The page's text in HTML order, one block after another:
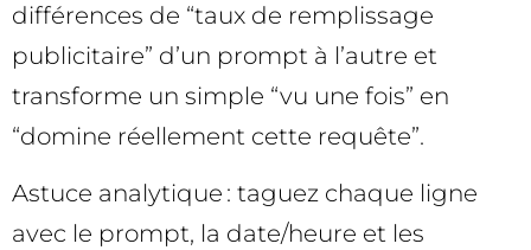
différences de “taux de remplissage
publicitaire” d’un prompt à l’autre et
transforme un simple “vu une fois” en
“domine réellement cette requête”.
Astuce analytique : taguez chaque ligne
avec le prompt, la date/heure et les